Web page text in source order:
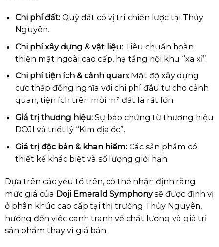
Chi phí đất:Quỹ đất có vị trí chiến lược tại Thủy
Nguyên.
Chi phí xây dựng & vật liệu:Tiêu chuẩn hoàn
thiện mặt ngoài cao cấp, hạ tầng nội khu “xa xỉ”.
Chi phí tiện ích & cảnh quan:Mật độ xây dựng
cực thấp đồng nghĩa với chi phí đầu tư cho cảnh
quan, tiện ích trên mỗi m² đất là rất lớn.
Giá trị thương hiệu:Sự bảo chứng từ thương hiệu
DOJI và triết lý “Kim địa ốc”.
Giá trị độc bản & khan hiếm:Các sản phẩm có
thiết kế khác biệt và số lượng giới hạn.
Dựa trên các yếu tố trên, có thể nhận định rằng
mức giá của Doji Emerald Symphonysẽ được định vị
ở phân khúc cao cấp tại thị trường Thủy Nguyên,
hướng đến việc cạnh tranh về chất lượng và giá trị
sản phẩm thay vì giá bán.